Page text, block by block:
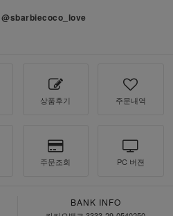
@sbarbiecoco_love
상품후기 주문내역
주문조회 PC 버젼
BANK INFO